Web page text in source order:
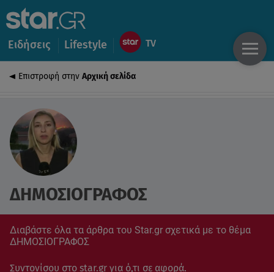
Ειδήσεις Lifestyle
Επιστροφή στην Αρχική σελίδα
ΔΗΜΟΣΙΟΓΡΑΦΟΣ
Διαβάστε όλα τα άρθρα του Star.gr σχετικά με το θέμα
ΔΗΜΟΣΙΟΓΡΑΦΟΣ
Συντονίσου στο star.gr για ό,τι σε αφορά.